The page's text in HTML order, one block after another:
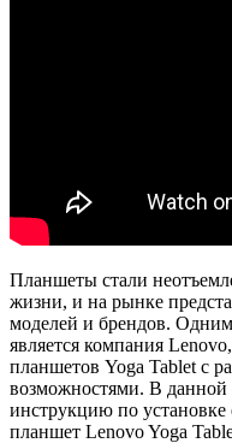
Планшеты стали
жизни, и на рынке
моделей и брендов.
является компания
планшетов Yoga Tablet с
возможностями. В
инструкцию по
планшет Lenovo Yoga